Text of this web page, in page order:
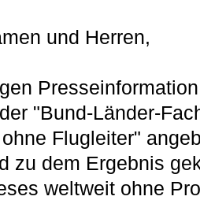
und Herren,
"Bund-Länder-
Flugleiter"
zu dem Ergebnis
weltweit ohne